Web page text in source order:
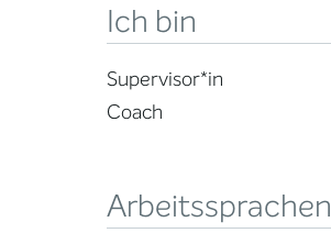
Ich bin
Supervisor*in
Coach
Arbeitssprachen